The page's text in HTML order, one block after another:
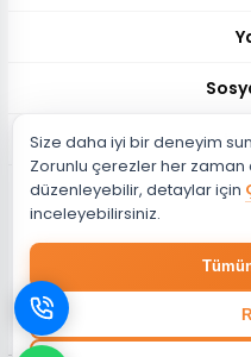
Müşteri
Müşteri
Size daha iyi bir deneyim
Zorunlu çerezler her zaman
düzenleyebilir, detaylar için
inceleyebilirsiniz.